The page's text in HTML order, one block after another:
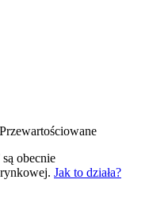
Przewartościowane
obecnie
Jak to działa?